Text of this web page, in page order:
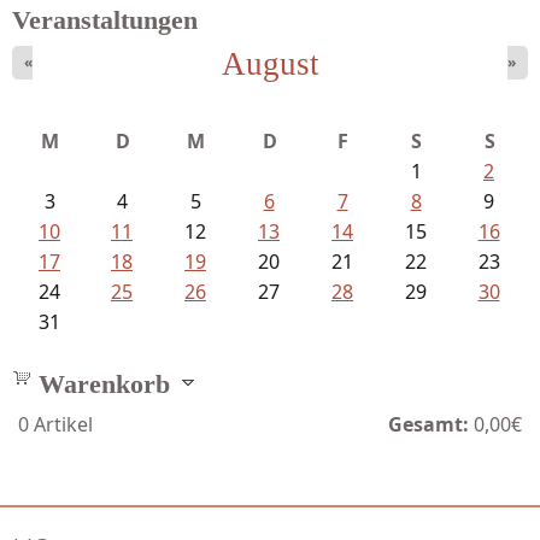
Veranstaltungen
August
« »
M D M D F S
S
1
2
3
4 5 6 7 8
9
10
11 12 13 14 15
16
17
18 19 20 21 22
23
24
25 26 27 28 29
30
31
Warenkorb
0Artikel Gesamt: 0,00€